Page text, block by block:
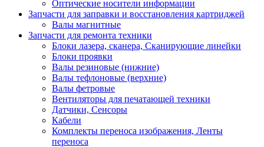
Оптические носители информации
Запчасти для заправки и восстановления картриджей
Валы магнитные
Запчасти для ремонта техники
Блоки лазера, сканера, Сканирующие линейки
Блоки проявки
Валы резиновые (нижние)
Валы тефлоновые (верхние)
Валы фетровые
Вентиляторы для печатающей техники
Датчики, Сенсоры
Кабели
Комплекты переноса изображения, Ленты
переноса